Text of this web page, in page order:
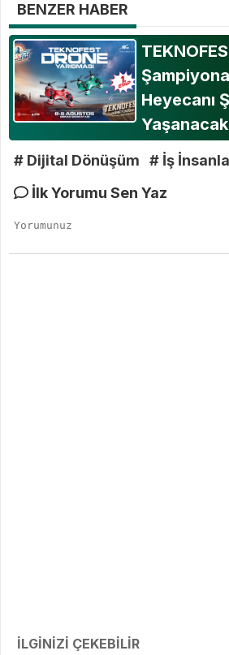
BENZER HABER
Heyecanı
Yaşanacak
# Dijital Dönüşüm
# İş
İlk Yorumu Sen Yaz
İLGİNİZİ ÇEKEBİLİR